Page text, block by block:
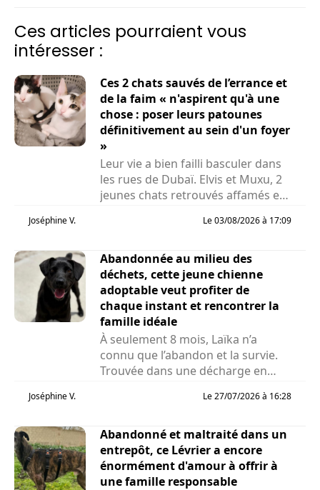
Ces articles pourraient vous
intéresser :
Ces 2 chats sauvés de l’errance et
de la faim « n'aspirent qu'à une
chose : poser leurs patounes
définitivement au sein d'un foyer
»
Leur vie a bien failli basculer dans
les rues de Dubaï. Elvis et Muxu, 2
jeunes chats retrouvés affamés et
Joséphine V. Le 03/08/2026 à 17:09
Abandonnée au milieu des
déchets, cette jeune chienne
adoptable veut profiter de
chaque instant et rencontrer la
famille idéale
À seulement 8 mois, Laïka n’a
connu que l’abandon et la survie.
Trouvée dans une décharge en
Joséphine V. Le 27/07/2026 à 16:28
Abandonné et maltraité dans un
entrepôt, ce Lévrier a encore
énormément d'amour à offrir à
une famille responsable